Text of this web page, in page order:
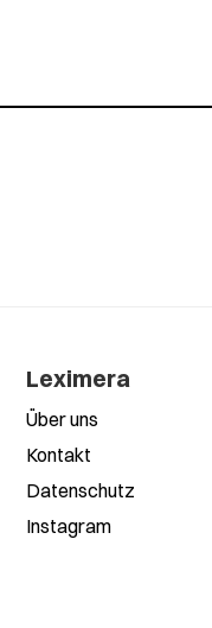
Leximera
Über uns
Kontakt
Datenschutz
Instagram